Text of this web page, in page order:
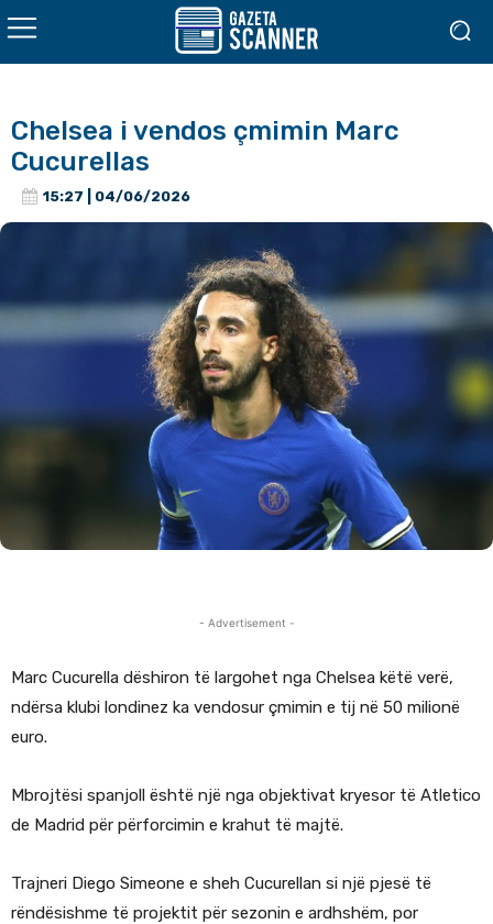
Chelsea i vendos çmimin Marc
Cucurellas
15:27 | 04/06/2026
- Advertisement -
Marc Cucurella dëshiron të largohet nga Chelsea këtë verë,
ndërsa klubi londinez ka vendosur çmimin e tij në 50 milionë
euro.
Mbrojtësi spanjoll është një nga objektivat kryesor të Atletico
de Madrid për përforcimin e krahut të majtë.
Trajneri Diego Simeone e sheh Cucurellan si një pjesë të
rëndësishme të projektit për sezonin e ardhshëm, por